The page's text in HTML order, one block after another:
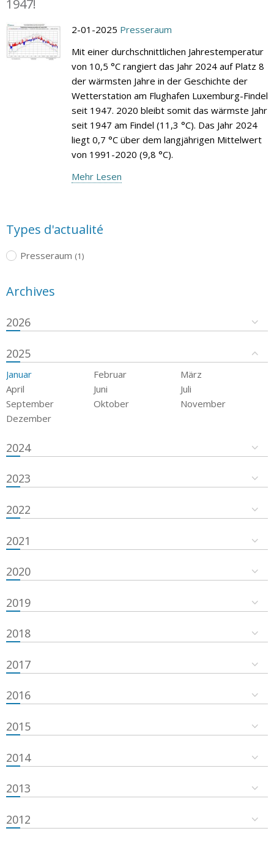
1947!
2-01-2025 Presseraum
Mit einer durchschnittlichen Jahrestemperatur
von 10,5 °C rangiert das Jahr 2024 auf Platz 8
der wärmsten Jahre in der Geschichte der
Wetterstation am Flughafen Luxemburg-Findel
seit 1947. 2020 bleibt somit das wärmste Jahr
seit 1947 am Findel (11,3 °C). Das Jahr 2024
liegt 0,7 °C über dem langjährigen Mittelwert
von 1991-2020 (9,8 °C).
Mehr Lesen
Types d'actualité
Presseraum (1)
Archives
2026
2025
Januar Februar
März
April
Juni
Juli
September
Oktober
November
Dezember
2024
2023
2022
2021
2020
2019
2018
2017
2016
2015
2014
2013
2012